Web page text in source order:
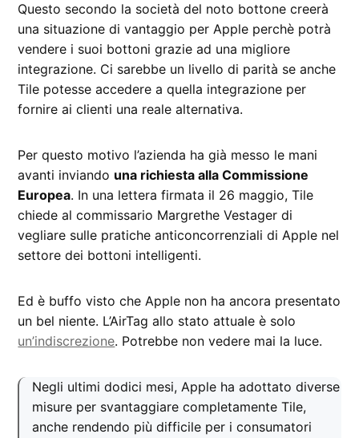
Questo secondo la società del noto bottone creerà
una situazione di vantaggio per Apple perchè potrà
vendere i suoi bottoni grazie ad una migliore
integrazione. Ci sarebbe un livello di parità se anche
Tile potesse accedere a quella integrazione per
fornire ai clienti una reale alternativa.
Per questo motivo l’azienda ha già messo le mani
avanti inviando una richiesta alla Commissione
Europea. In una lettera firmata il 26 maggio, Tile
chiede al commissario Margrethe Vestager di
vegliare sulle pratiche anticoncorrenziali di Apple nel
settore dei bottoni intelligenti.
Ed è buffo visto che Apple non ha ancora presentato
un bel niente. L’AirTag allo stato attuale è solo
un’indiscrezione. Potrebbe non vedere mai la luce.
Negli ultimi dodici mesi, Apple ha adottato diverse
misure per svantaggiare completamente Tile,
anche rendendo più difficile per i consumatori